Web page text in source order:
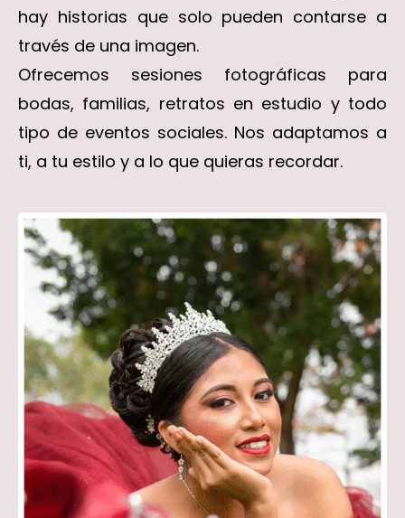
hay historias que solo pueden contarse a
través de una imagen.
Ofrecemos sesiones fotográficas para
bodas, familias, retratos en estudio y todo
tipo de eventos sociales. Nos adaptamos a
ti, a tu estilo y a lo que quieras recordar.